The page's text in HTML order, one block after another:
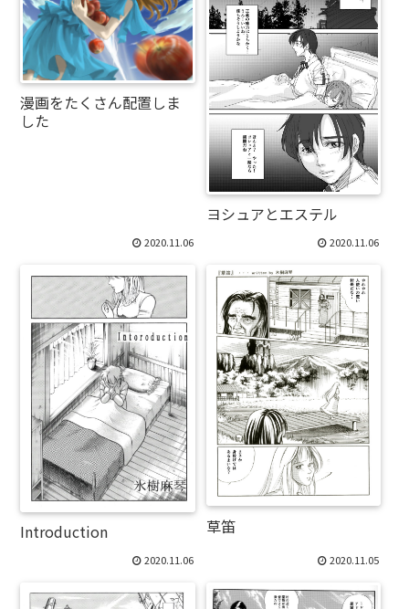
漫画をたくさん配置しま
した
2020.11.06
ヨシュアとエステル
2020.11.06
Introduction
2020.11.06
草笛
2020.11.05